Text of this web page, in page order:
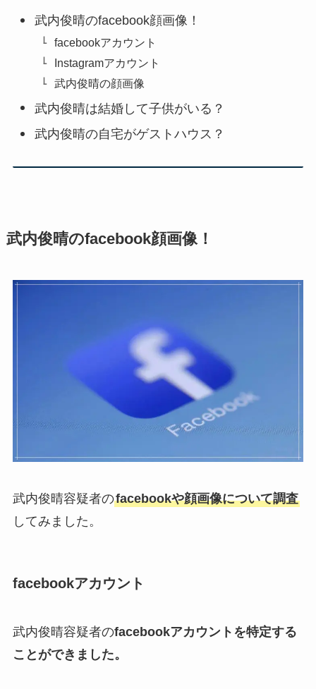
武内俊晴のfacebook顔画像！
facebookアカウント
Instagramアカウント
武内俊晴の顔画像
武内俊晴は結婚して子供がいる？
武内俊晴の自宅がゲストハウス？
武内俊晴のfacebook顔画像！
武内俊晴容疑者のfacebookや顔画像について調査
してみました。
facebookアカウント
武内俊晴容疑者のfacebookアカウントを特定する
ことができました。